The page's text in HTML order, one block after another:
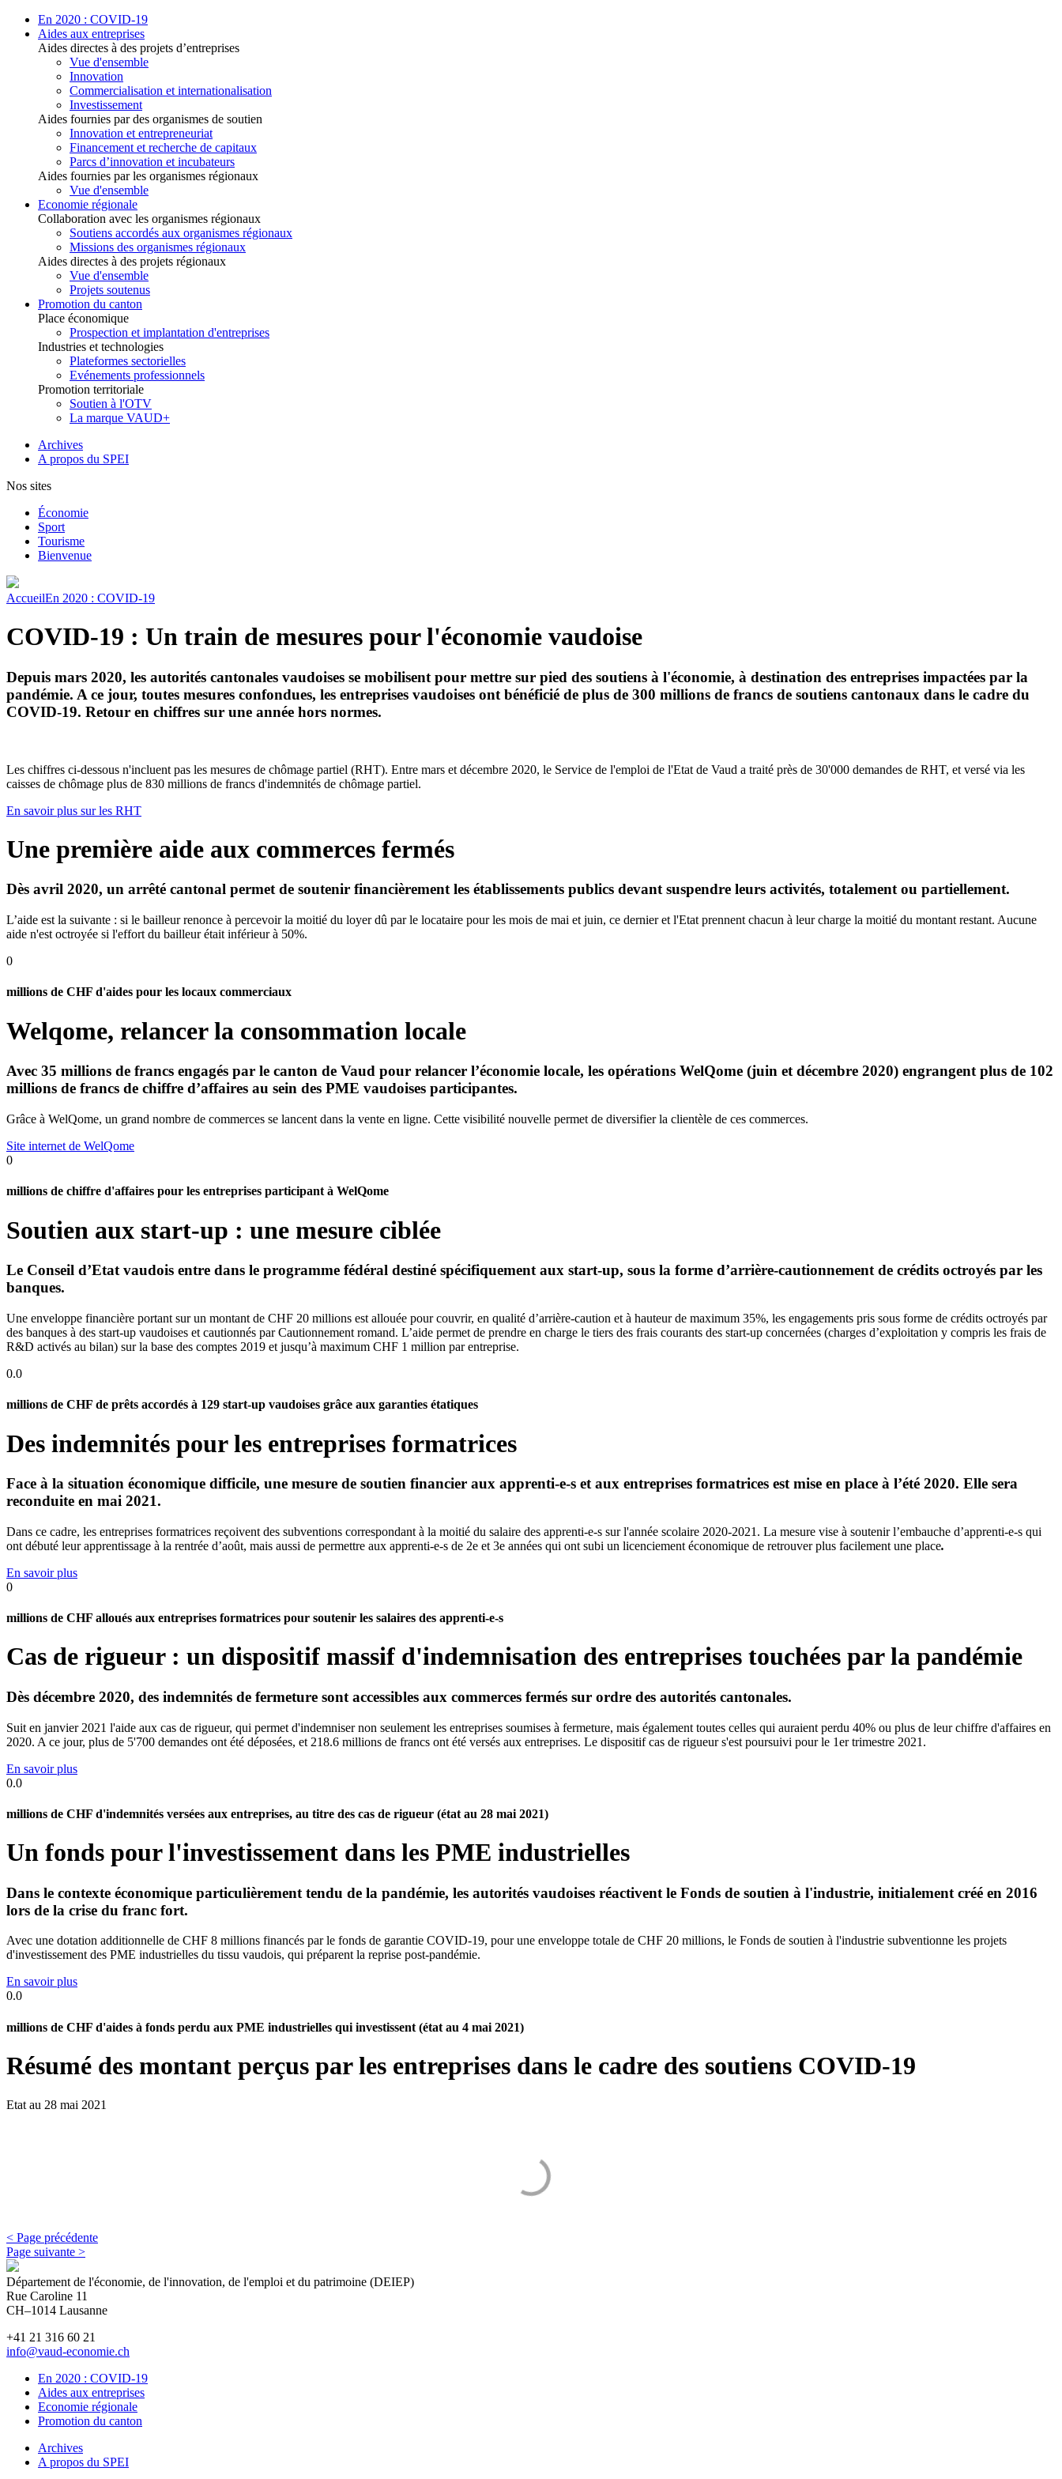
En 2020 : COVID-19
Aides aux entreprises
Aides directes à des projets d’entreprises
Vue d'ensemble
Innovation
Commercialisation et internationalisation
Investissement
Aides fournies par des organismes de soutien
Innovation et entrepreneuriat
Financement et recherche de capitaux
Parcs d’innovation et incubateurs
Aides fournies par les organismes régionaux
Vue d'ensemble
Economie régionale
Collaboration avec les organismes régionaux
Soutiens accordés aux organismes régionaux
Missions des organismes régionaux
Aides directes à des projets régionaux
Vue d'ensemble
Projets soutenus
Promotion du canton
Place économique
Prospection et implantation d'entreprises
Industries et technologies
Plateformes sectorielles
Evénements professionnels
Promotion territoriale
Soutien à l'OTV
La marque VAUD+
Archives
A propos du SPEI
Nos sites
Économie
Sport
Tourisme
Bienvenue
AccueilEn 2020 : COVID-19
COVID-19 : Un train de mesures pour l'économie vaudoise
Depuis mars 2020, les autorités cantonales vaudoises se mobilisent pour mettre sur pied des soutiens à l'économie, à destination des entreprises impactées par la
pandémie. A ce jour, toutes mesures confondues, les entreprises vaudoises ont bénéficié de plus de 300 millions de francs de soutiens cantonaux dans le cadre du
COVID-19. Retour en chiffres sur une année hors normes.
Les chiffres ci-dessous n'incluent pas les mesures de chômage partiel (RHT). Entre mars et décembre 2020, le Service de l'emploi de l'Etat de Vaud a traité près de 30'000 demandes de RHT, et versé via les
caisses de chômage plus de 830 millions de francs d'indemnités de chômage partiel.
En savoir plus sur les RHT
Une première aide aux commerces fermés
Dès avril 2020, un arrêté cantonal permet de soutenir financièrement les établissements publics devant suspendre leurs activités, totalement ou partiellement.
L’aide est la suivante : si le bailleur renonce à percevoir la moitié du loyer dû par le locataire pour les mois de mai et juin, ce dernier et l'Etat prennent chacun à leur charge la moitié du montant restant. Aucune
aide n'est octroyée si l'effort du bailleur était inférieur à 50%.
0
millions de CHF d'aides pour les locaux commerciaux
Welqome, relancer la consommation locale
Avec 35 millions de francs engagés par le canton de Vaud pour relancer l’économie locale, les opérations WelQome (juin et décembre 2020) engrangent plus de 102
millions de francs de chiffre d’affaires au sein des PME vaudoises participantes.
Grâce à WelQome, un grand nombre de commerces se lancent dans la vente en ligne. Cette visibilité nouvelle permet de diversifier la clientèle de ces commerces.
Site internet de WelQome
0
millions de chiffre d'affaires pour les entreprises participant à WelQome
Soutien aux start-up : une mesure ciblée
Le Conseil d’Etat vaudois entre dans le programme fédéral destiné spécifiquement aux start-up, sous la forme d’arrière-cautionnement de crédits octroyés par les
banques.
Une enveloppe financière portant sur un montant de CHF 20 millions est allouée pour couvrir, en qualité d’arrière-caution et à hauteur de maximum 35%, les engagements pris sous forme de crédits octroyés par
des banques à des start-up vaudoises et cautionnés par Cautionnement romand. L’aide permet de prendre en charge le tiers des frais courants des start-up concernées (charges d’exploitation y compris les frais de
R&D activés au bilan) sur la base des comptes 2019 et jusqu’à maximum CHF 1 million par entreprise.
0.0
millions de CHF de prêts accordés à 129 start-up vaudoises grâce aux garanties étatiques
Des indemnités pour les entreprises formatrices
Face à la situation économique difficile, une mesure de soutien financier aux apprenti-e-s et aux entreprises formatrices est mise en place à l’été 2020. Elle sera
reconduite en mai 2021.
Dans ce cadre, les entreprises formatrices reçoivent des subventions correspondant à la moitié du salaire des apprenti-e-s sur l'année scolaire 2020-2021. La mesure vise à soutenir l’embauche d’apprenti-e-s qui
ont débuté leur apprentissage à la rentrée d’août, mais aussi de permettre aux apprenti-e-s de 2e et 3e années qui ont subi un licenciement économique de retrouver plus facilement une place.
En savoir plus
0
millions de CHF alloués aux entreprises formatrices pour soutenir les salaires des apprenti-e-s
Cas de rigueur : un dispositif massif d'indemnisation des entreprises touchées par la pandémie
Dès décembre 2020, des indemnités de fermeture sont accessibles aux commerces fermés sur ordre des autorités cantonales.
Suit en janvier 2021 l'aide aux cas de rigueur, qui permet d'indemniser non seulement les entreprises soumises à fermeture, mais également toutes celles qui auraient perdu 40% ou plus de leur chiffre d'affaires en
2020. A ce jour, plus de 5'700 demandes ont été déposées, et 218.6 millions de francs ont été versés aux entreprises. Le dispositif cas de rigueur s'est poursuivi pour le 1er trimestre 2021.
En savoir plus
0.0
millions de CHF d'indemnités versées aux entreprises, au titre des cas de rigueur (état au 28 mai 2021)
Un fonds pour l'investissement dans les PME industrielles
Dans le contexte économique particulièrement tendu de la pandémie, les autorités vaudoises réactivent le Fonds de soutien à l'industrie, initialement créé en 2016
lors de la crise du franc fort.
Avec une dotation additionnelle de CHF 8 millions financés par le fonds de garantie COVID-19, pour une enveloppe totale de CHF 20 millions, le Fonds de soutien à l'industrie subventionne les projets
d'investissement des PME industrielles du tissu vaudois, qui préparent la reprise post-pandémie.
En savoir plus
0.0
millions de CHF d'aides à fonds perdu aux PME industrielles qui investissent (état au 4 mai 2021)
Résumé des montant perçus par les entreprises dans le cadre des soutiens COVID-19
Etat au 28 mai 2021
< Page précédente
Page suivante >
Département de l'économie, de l'innovation, de l'emploi et du patrimoine (DEIEP)
Rue Caroline 11
CH–1014 Lausanne
+41 21 316 60 21
info@vaud-economie.ch
En 2020 : COVID-19
Aides aux entreprises
Economie régionale
Promotion du canton
Archives
A propos du SPEI